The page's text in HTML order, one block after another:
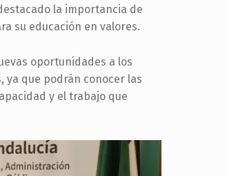
la importancia de
su educación en valores.
oportunidades a los
ya que podrán conocer las
y el trabajo que